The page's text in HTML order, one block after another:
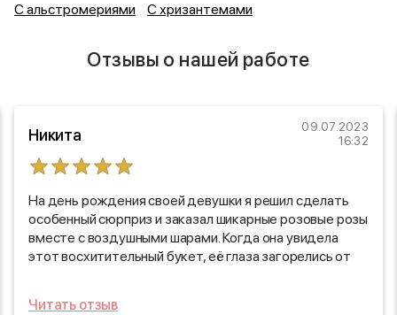
С альстромериями
С хризантемами
Отзывы о нашей работе
Никита
09.07.2023
16:32
На день рождения своей девушки я решил сделать
особенный сюрприз и заказал шикарные розовые розы
вместе с воздушными шарами. Когда она увидела
этот восхитительный букет, её глаза загорелись от
Читать отзыв